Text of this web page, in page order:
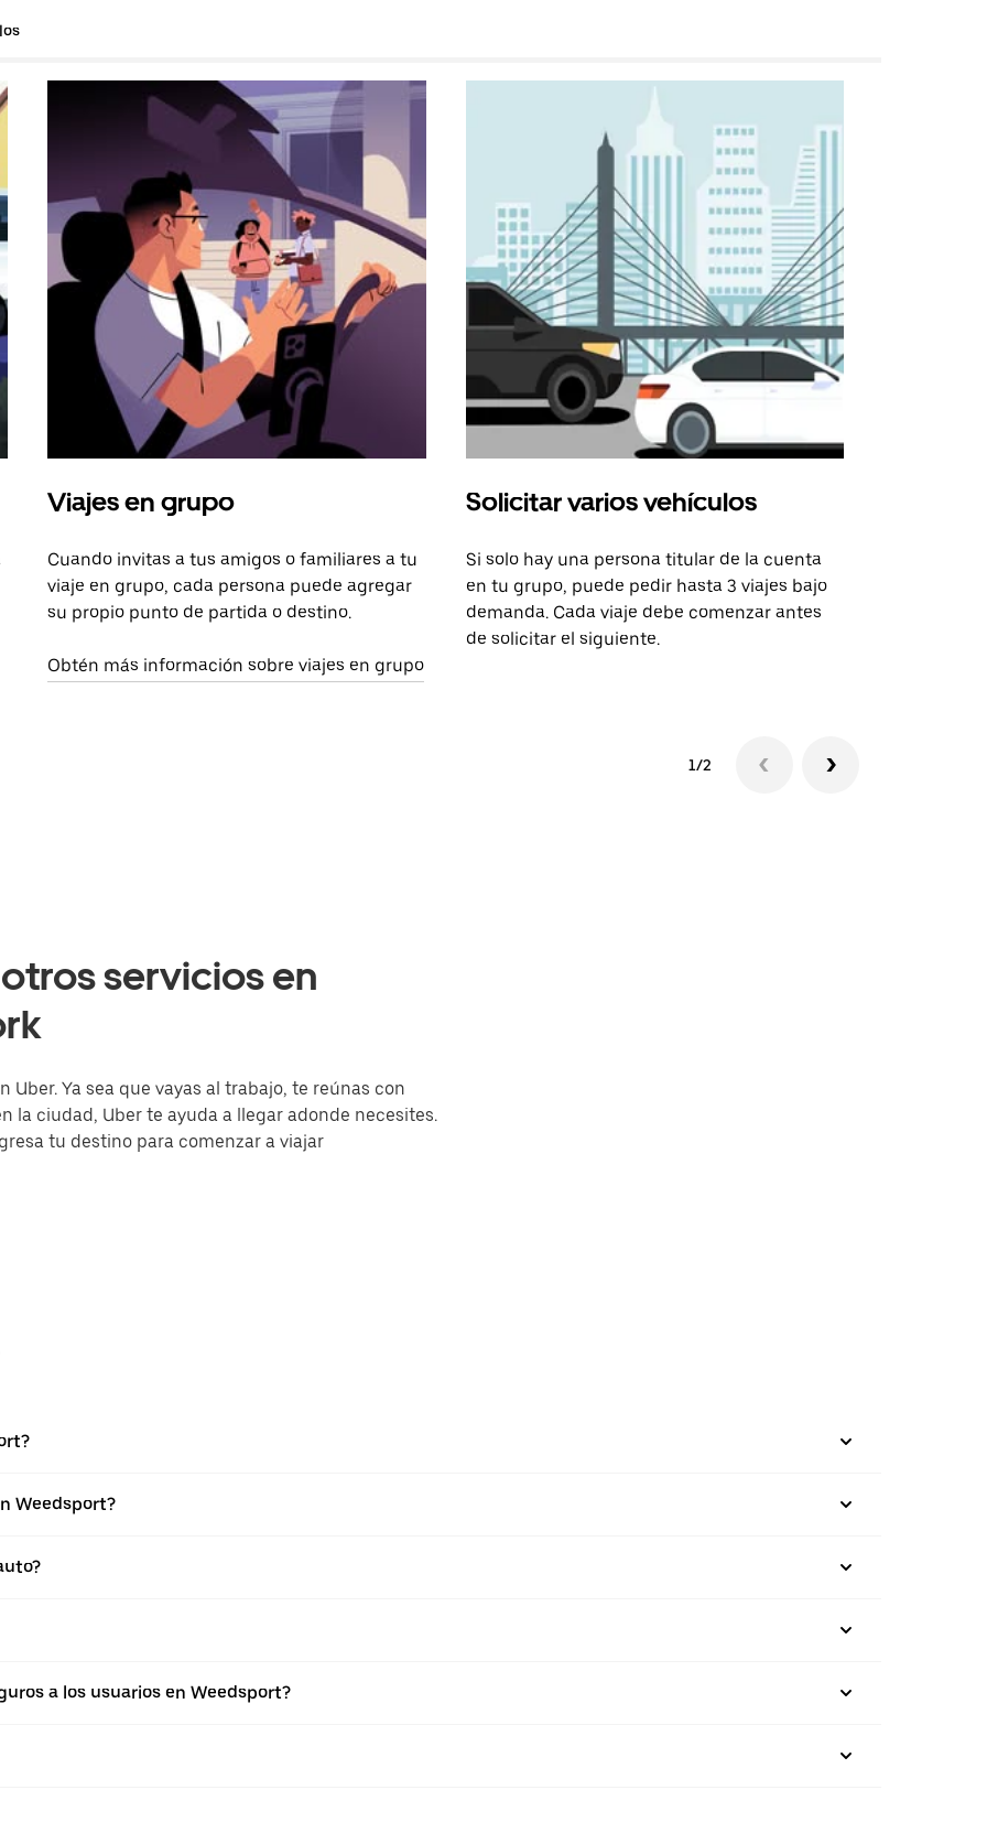
Viajes en grupo
Cuando invitas a tus amigos o familiares a tu
viaje en grupo, cada persona puede agregar
su propio punto de partida o destino.
Obtén más información sobre viajes en grupo
Solicitar varios vehículos
Si solo hay una persona titular de la cuenta
en tu grupo, puede pedir hasta 3 viajes bajo
demanda. Cada viaje debe comenzar antes
de solicitar el siguiente.
1/2
servicios en
Ya sea que vayas al trabajo, te reúnas con
la ciudad, Uber te ayuda a llegar adonde necesites.
tu destino para comenzar a viajar
Weedsport?
a los usuarios en Weedsport?